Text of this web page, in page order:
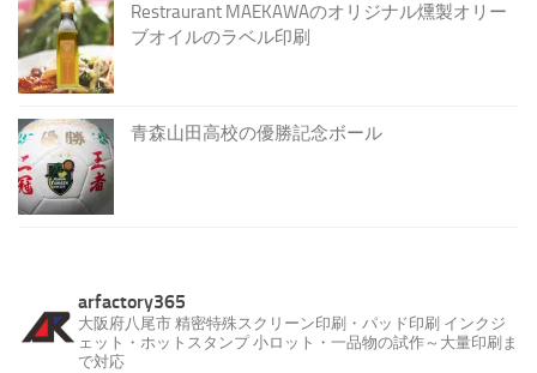
Restraurant MAEKAWAのオリジナル燻製オリー
ブオイルのラベル印刷
青森山田高校の優勝記念ボール
arfactory365
大阪府八尾市 精密特殊スクリーン印刷・パッド印刷 インクジ
ェット・ホットスタンプ小ロット・一品物の試作～大量印刷ま
で対応